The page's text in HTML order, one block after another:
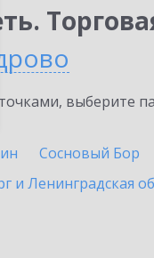
выберите
Сосновый Бор
и Ленинградская